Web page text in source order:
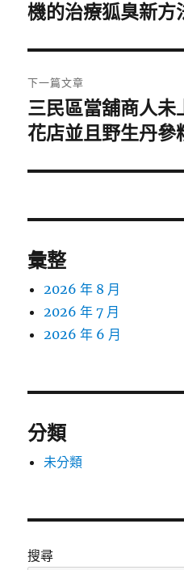
導
覽
一
文
章:
機的治療狐臭新方
下一篇文章
下
一
文
三民區當舖商人未
花店並且野生丹參
彙整
2026 年 8 月
2026 年 7 月
2026 年 6 月
分類
未分類
搜尋